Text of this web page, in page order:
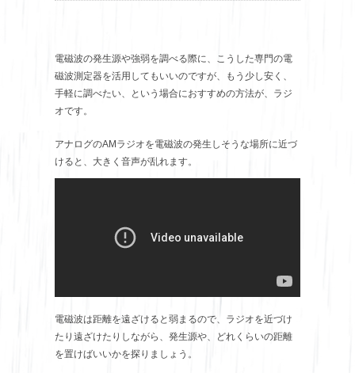
電磁波の発生源や強弱を調べる際に、こうした専門の電
磁波測定器を活用してもいいのですが、もう少し安く、
手軽に調べたい、という場合におすすめの方法が、ラジ
オです。
アナログのAMラジオを電磁波の発生しそうな場所に近づ
けると、大きく音声が乱れます。
電磁波は距離を遠ざけると弱まるので、ラジオを近づけ
たり遠ざけたりしながら、発生源や、どれくらいの距離
を置けばいいかを探りましょう。